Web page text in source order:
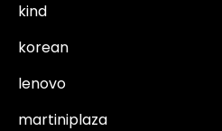
kind
korean
lenovo
martiniplaza